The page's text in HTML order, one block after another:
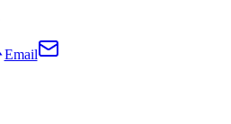
Email